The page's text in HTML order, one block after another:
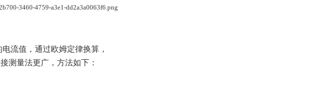
流值，通过欧姆定律换算，
测量法更广，方法如下：